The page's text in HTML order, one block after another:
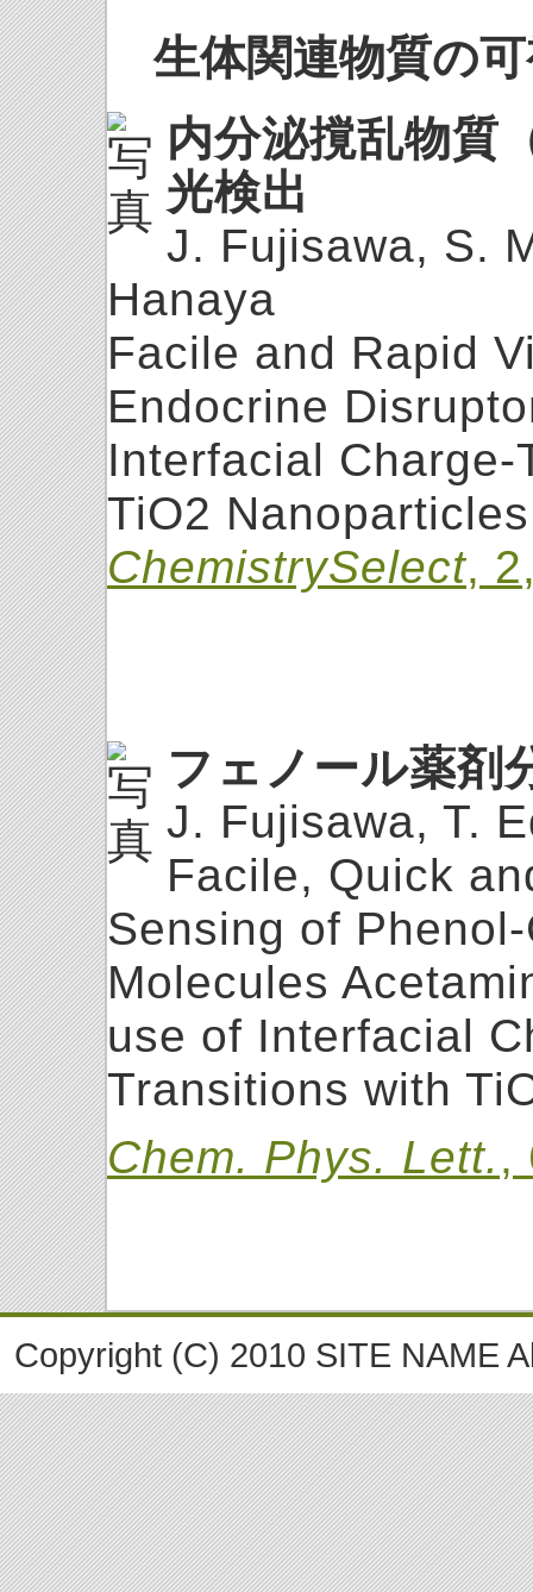
生体関連物質の
内分泌撹乱物質
光検出
J. Fujisawa, S.
Hanaya
Facile and Rapid
Endocrine
Interfacial
TiO2
ChemistrySelect,
フェノール薬剤
J. Fujisawa, T.
Facile, Quick
Sensing of
Molecules
use of Interfacial
Transitions with
Chem. Phys. Lett. ,
Copyright (C) 2010 SITE